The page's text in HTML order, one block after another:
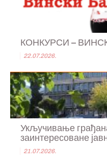
КОНКУРСИ –
22.07.2026.
Укључивање
заинтересоване
21.07.2026.